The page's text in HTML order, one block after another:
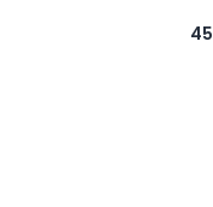
45